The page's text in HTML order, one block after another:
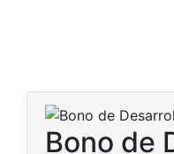
Bono de